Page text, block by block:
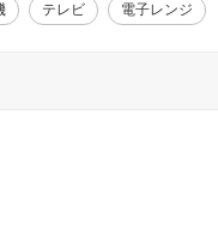
テレビ 電子レンジ